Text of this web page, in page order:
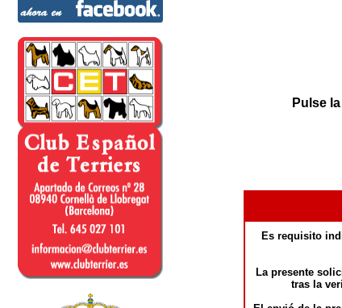
Pulse
Es requisito
La presente
tras la